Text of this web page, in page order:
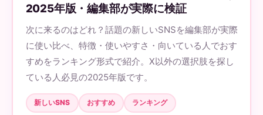
2025年版・編集部が実際に検証
次に来るのはどれ？話題の新しいSNSを編集部が実際
に使い比べ、特徴・使いやすさ・向いている人でおす
すめをランキング形式で紹介。X以外の選択肢を探し
ている人必見の2025年版です。
新しいSNS おすすめ ランキング